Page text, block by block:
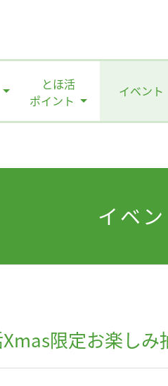
とほ活
ポイント
イベント
イベン
限定お楽しみ